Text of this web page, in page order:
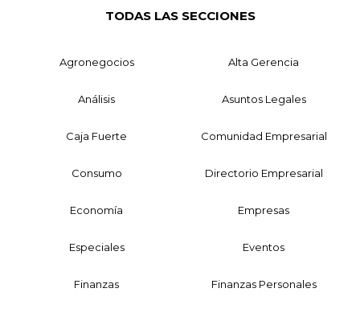
TODAS LAS SECCIONES
Agronegocios Alta Gerencia
Análisis Asuntos Legales
Caja Fuerte Comunidad Empresarial
Consumo Directorio Empresarial
Economía Empresas
Especiales Eventos
Finanzas Finanzas Personales